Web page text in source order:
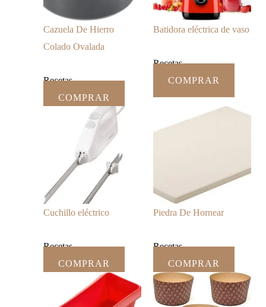
Cazuela De Hierro
Colado Ovalada
Recetas
COMPRAR
Batidora eléctrica de vaso
Recetas
COMPRAR
Cuchillo eléctrico
Recetas
COMPRAR
Piedra De Hornear
Recetas
COMPRAR